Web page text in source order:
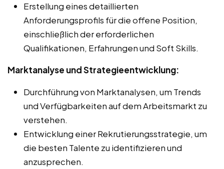
Erstellung eines detaillierten
Anforderungsprofils für die offene Position,
einschließlich der erforderlichen
Qualifikationen, Erfahrungen und Soft Skills.
Marktanalyse und Strategieentwicklung:
Durchführung von Marktanalysen, um Trends
und Verfügbarkeiten auf dem Arbeitsmarkt zu
verstehen.
Entwicklung einer Rekrutierungsstrategie, um
die besten Talente zu identifizieren und
anzusprechen.